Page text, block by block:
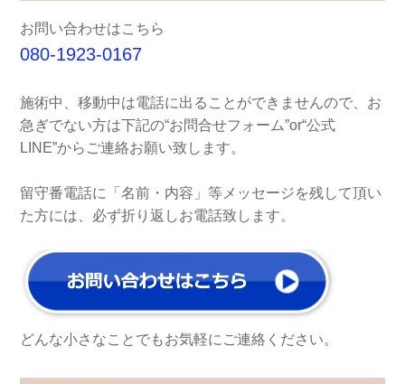
お問い合わせはこちら
080-1923-0167
施術中、移動中は電話に出ることができませんので、お
急ぎでない方は下記の“お問合せフォーム”or“公式
LINE”からご連絡お願い致します。
留守番電話に「名前・内容」等メッセージを残して頂い
た方には、必ず折り返しお電話致します。
どんな小さなことでもお気軽にご連絡ください。